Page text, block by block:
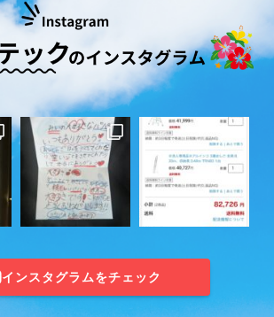
インスタグラムをチェック